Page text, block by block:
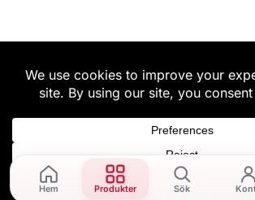
Hem Produkter Sök